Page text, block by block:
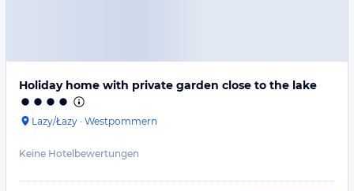
Holiday home with private garden close to the lake
Lazy/Łazy · Westpommern
Keine Hotelbewertungen